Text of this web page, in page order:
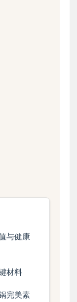
与健康
材料
完美素